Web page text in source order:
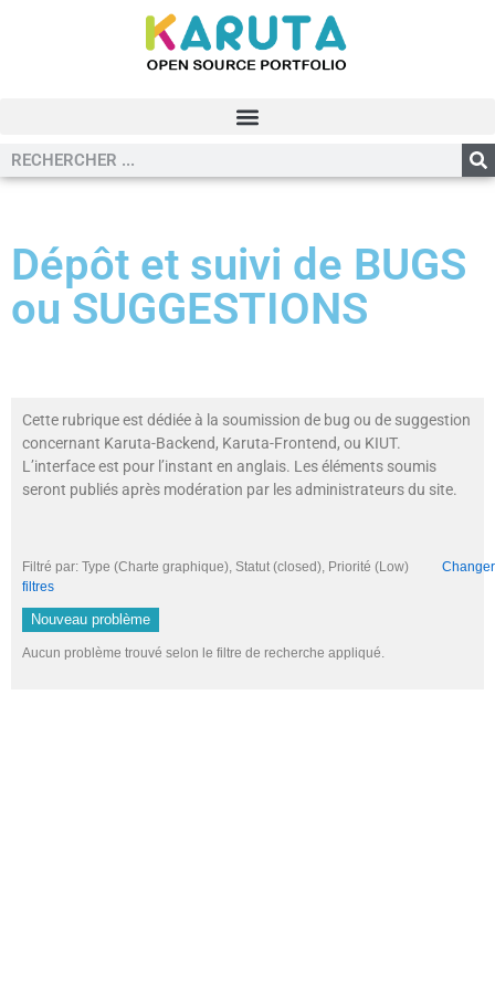
Dépôt et suivi de BUGS
ou SUGGESTIONS
Cette rubrique est dédiée à la soumission de bug ou de suggestion
concernant Karuta-Backend, Karuta-Frontend, ou KIUT.
L’interface est pour l’instant en anglais. Les éléments soumis
seront publiés après modération par les administrateurs du site.
Filtré par: Type (Charte graphique), Statut (closed), Priorité (Low)
filtres
Nouveau problème
Aucun problème trouvé selon le filtre de recherche appliqué.